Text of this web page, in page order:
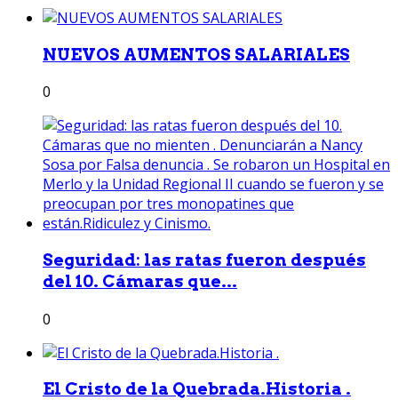
NUEVOS AUMENTOS SALARIALES
0
Seguridad: las ratas fueron después
del 10. Cámaras que...
0
El Cristo de la Quebrada.Historia .